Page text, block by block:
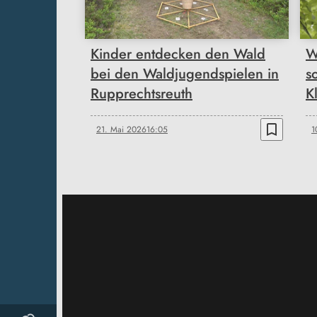
Kinder entdecken den Wald
bei den Waldjugendspielen in
Rupprechtsreuth
21. Mai 202616:05 bookmark_border